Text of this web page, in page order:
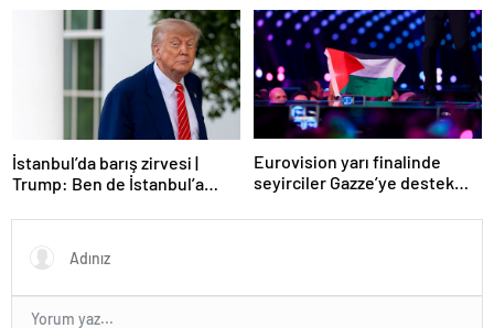
İstanbul’da barış zirvesi |
Trump: Ben de İstanbul’a
Eurovision yarı finalinde
seyirciler Gazze’ye destek